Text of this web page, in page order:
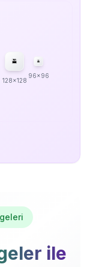
128x128
96x96
ile